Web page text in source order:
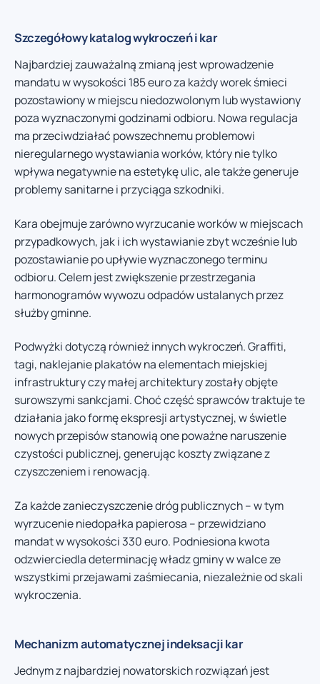
Szczegółowy katalog wykroczeń i kar
Najbardziej zauważalną zmianą jest wprowadzenie
mandatu w wysokości 185 euro za każdy worek śmieci
pozostawiony w miejscu niedozwolonym lub wystawiony
poza wyznaczonymi godzinami odbioru. Nowa regulacja
ma przeciwdziałać powszechnemu problemowi
nieregularnego wystawiania worków, który nie tylko
wpływa negatywnie na estetykę ulic, ale także generuje
problemy sanitarne i przyciąga szkodniki.
Kara obejmuje zarówno wyrzucanie worków w miejscach
przypadkowych, jak i ich wystawianie zbyt wcześnie lub
pozostawianie po upływie wyznaczonego terminu
odbioru. Celem jest zwiększenie przestrzegania
harmonogramów wywozu odpadów ustalanych przez
służby gminne.
Podwyżki dotyczą również innych wykroczeń. Graffiti,
tagi, naklejanie plakatów na elementach miejskiej
infrastruktury czy małej architektury zostały objęte
surowszymi sankcjami. Choć część sprawców traktuje te
działania jako formę ekspresji artystycznej, w świetle
nowych przepisów stanowią one poważne naruszenie
czystości publicznej, generując koszty związane z
czyszczeniem i renowacją.
Za każde zanieczyszczenie dróg publicznych – w tym
wyrzucenie niedopałka papierosa – przewidziano
mandat w wysokości 330 euro. Podniesiona kwota
odzwierciedla determinację władz gminy w walce ze
wszystkimi przejawami zaśmiecania, niezależnie od skali
wykroczenia.
Mechanizm automatycznej indeksacji kar
Jednym z najbardziej nowatorskich rozwiązań jest